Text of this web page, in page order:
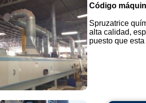
Código
Spruzatrice
alta calidad,
puesto que